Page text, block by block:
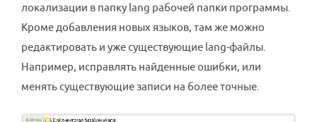
локализации в папку lang рабочей папки программы.
Кроме добавления новых языков, там же можно
редактировать и уже существующие lang-файлы.
Например, исправлять найденные ошибки, или
менять существующие записи на более точные.